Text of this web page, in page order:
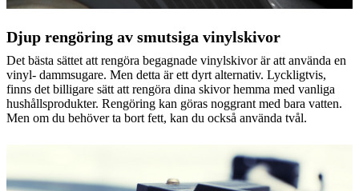
Djup rengöring av smutsiga vinylskivor
Det bästa sättet att rengöra begagnade vinylskivor är att använda en
vinyl- dammsugare. Men detta är ett dyrt alternativ. Lyckligtvis,
finns det billigare sätt att rengöra dina skivor hemma med vanliga
hushållsprodukter. Rengöring kan göras noggrant med bara vatten.
Men om du behöver ta bort fett, kan du också använda tvål.